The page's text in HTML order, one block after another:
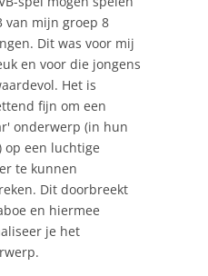
van mijn groep 8
Dit was voor mij
en voor die jongens
Het is
fijn om een
onderwerp (in hun
op een luchtige
te kunnen
Dit doorbreekt
en hiermee
je het